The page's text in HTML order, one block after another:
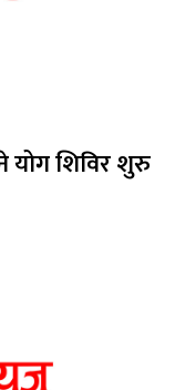
योग शिविर शुरु